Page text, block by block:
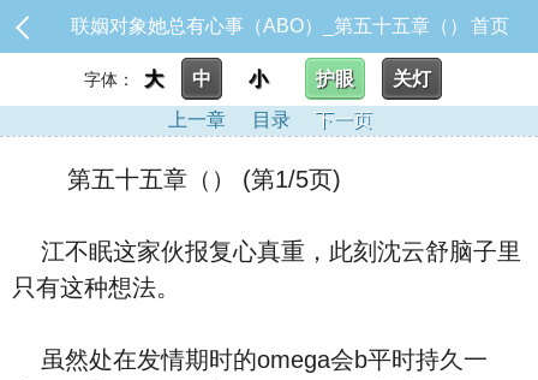
联姻对象她总有心事（ABO）_第五十五章（） 首页
字体： 大 中 小 护眼
关灯
上一章
目录 下一页
第五十五章（） (第1/5页)
江不眠这家伙报复心真重，此刻沈云舒脑子里
只有这种想法。
虽然处在发情期时的omega会b平时持久一